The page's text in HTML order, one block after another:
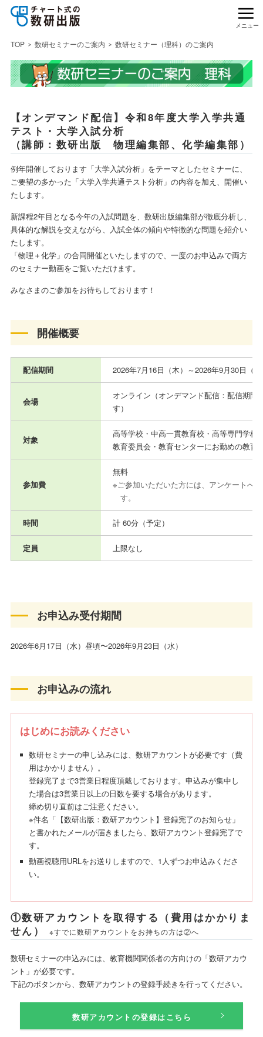
メニュー
TOP 数研セミナーのご案内 数研セミナー（理科）のご案内
【オンデマンド配信】令和8年度大学入学共通
テスト・大学入試分析
（講師：数研出版 物理編集部、化学編集部）
例年開催しております「大学入試分析」をテーマとしたセミナーに、
ご要望の多かった「大学入学共通テスト分析」の内容を加え、開催い
たします。
新課程2年目となる今年の入試問題を、数研出版編集部が徹底分析し、
具体的な解説を交えながら、入試全体の傾向や特徴的な問題を紹介い
たします。
「物理＋化学」の合同開催といたしますので、一度のお申込みで両方
のセミナー動画をご覧いただけます。
みなさまのご参加をお待ちしております！
開催概要
配信期間 2026年7月16日（木）～2026年9月30日（
会場
オンライン（オンデマンド配信：配信期間
す）
対象
高等学校・中高一貫教育校・高等専門学校
教育委員会・教育センターにお勤めの教育
参加費
無料
ご参加いただいた⽅には、アンケートへ
す。
時間 計 60分（予定）
定員 上限なし
お申込み受付期間
2026年6⽉17⽇（⽔）昼頃〜2026年9⽉23⽇（水）
お申込みの流れ
はじめにお読みください
数研セミナーの申し込みには、数研アカウントが必要です（費
用はかかりません）。
登録完了まで3営業日程度頂戴しております。申込みが集中し
た場合は3営業日以上の日数を要する場合があります。
締め切り直前はご注意ください。
※件名「【数研出版：数研アカウント】登録完了のお知らせ」
と書かれたメールが届きましたら、数研アカウント登録完了で
す。
動画視聴用URLをお送りしますので、1人ずつお申込みくださ
い。
①数研アカウントを取得する（費用はかかりま
せん）
※すでに数研アカウントをお持ちの方は②へ
数研セミナーの申込みには、教育機関関係者の方向けの「数研アカウ
ント」が必要です。
下記のボタンから、数研アカウントの登録手続きを行ってください。
数研アカウントの登録はこちら